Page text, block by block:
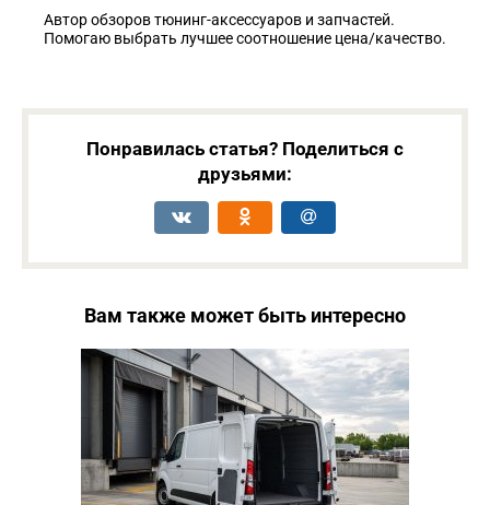
Автор обзоров тюнинг-аксессуаров и запчастей.
Помогаю выбрать лучшее соотношение цена/качество.
Понравилась статья? Поделиться с
друзьями:
Вам также может быть интересно